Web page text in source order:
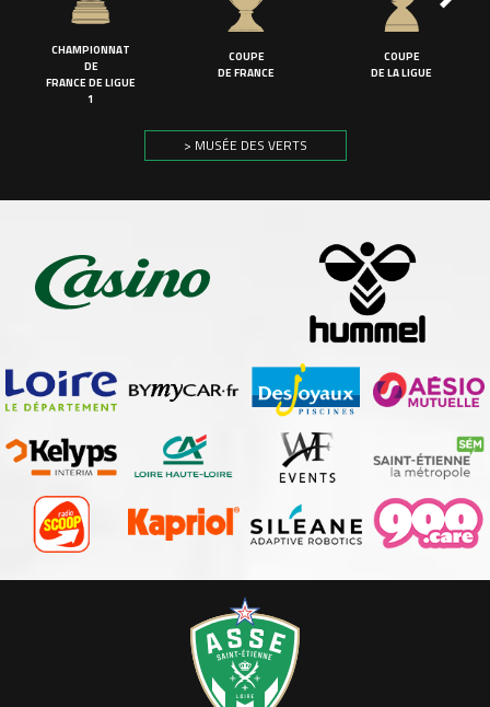
CHAMPIONNAT
DE
FRANCE DE LIGUE
1
COUPE
DE FRANCE
COUPE
DE LA LIGUE
> MUSÉE DES VERTS